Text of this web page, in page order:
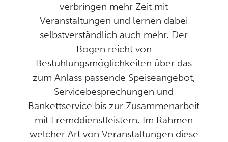
verbringen mehr Zeit mit
Veranstaltungen und lernen dabei
selbstverständlich auch mehr. Der
Bogen reicht von
Bestuhlungsmöglichkeiten über das
zum Anlass passende Speiseangebot,
Servicebesprechungen und
Bankettservice bis zur Zusammenarbeit
mit Fremddienstleistern. Im Rahmen
welcher Art von Veranstaltungen diese